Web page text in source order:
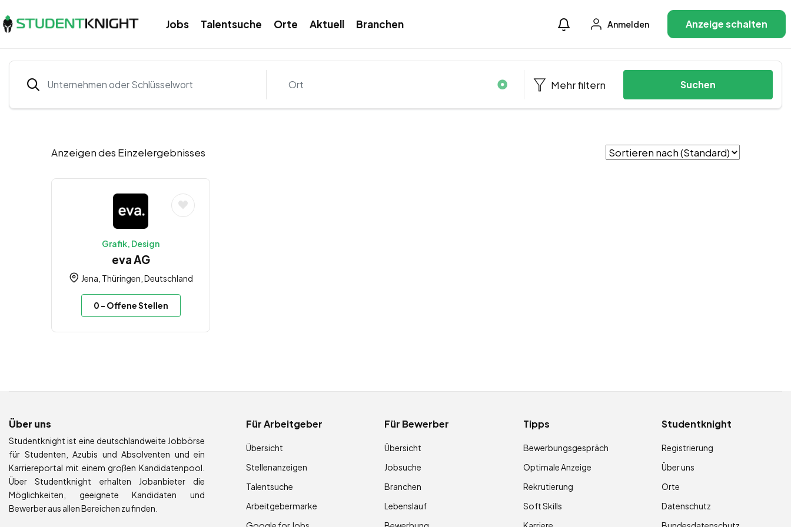
Jobs Talentsuche Orte Aktuell Branchen Anmelden Anzeige schalten
Mehr filtern Suchen
Anzeigen des Einzelergebnisses
Grafik, Design
eva AG
Jena, Thüringen, Deutschland
0 - Offene Stellen
Über uns
Studentknight ist eine deutschlandweite Jobbörse
für Studenten, Azubis und Absolventen und ein
Karriereportal mit einem großen Kandidatenpool.
Über Studentknight erhalten Jobanbieter die
Möglichkeiten, geeignete Kandidaten und
Bewerber aus allen Bereichen zu finden.
Für Arbeitgeber
Übersicht
Stellenanzeigen
Talentsuche
Arbeitgebermarke
Für Bewerber
Übersicht
Jobsuche
Branchen
Lebenslauf
Tipps
Bewerbungsgespräch
Optimale Anzeige
Rekrutierung
Soft Skills
Studentknight
Registrierung
Über uns
Orte
Datenschutz